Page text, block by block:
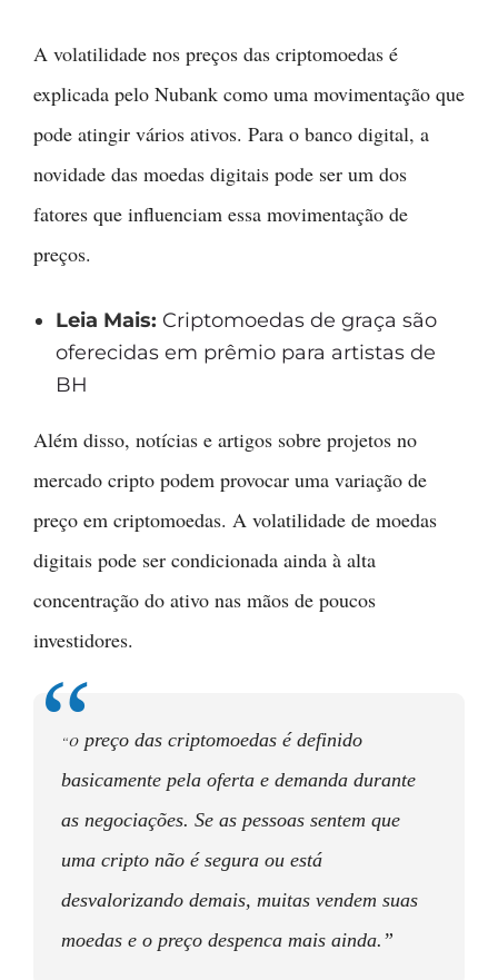
A volatilidade nos preços das criptomoedas é
explicada pelo Nubank como uma movimentação que
pode atingir vários ativos. Para o banco digital, a
novidade das moedas digitais pode ser um dos
fatores que influenciam essa movimentação de
preços.
Leia Mais: Criptomoedas de graça são
oferecidas em prêmio para artistas de
BH
Além disso, notícias e artigos sobre projetos no
mercado cripto podem provocar uma variação de
preço em criptomoedas. A volatilidade de moedas
digitais pode ser condicionada ainda à alta
concentração do ativo nas mãos de poucos
investidores.
“O preço das criptomoedas é definido
basicamente pela oferta e demanda durante
as negociações. Se as pessoas sentem que
uma cripto não é segura ou está
desvalorizando demais, muitas vendem suas
moedas e o preço despenca mais ainda.”